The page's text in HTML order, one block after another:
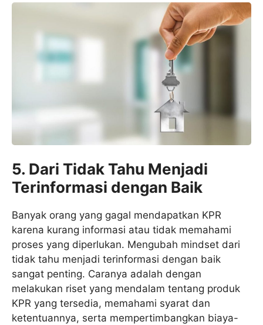
5. Dari Tidak Tahu Menjadi
Terinformasi dengan Baik
Banyak orang yang gagal mendapatkan KPR
karena kurang informasi atau tidak memahami
proses yang diperlukan. Mengubah mindset dari
tidak tahu menjadi terinformasi dengan baik
sangat penting. Caranya adalah dengan
melakukan riset yang mendalam tentang produk
KPR yang tersedia, memahami syarat dan
ketentuannya, serta mempertimbangkan biaya-